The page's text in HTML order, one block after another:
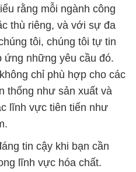
rằng mỗi ngành công
thù riêng, và với sự đa
tôi, chúng tôi tự tin
ứng những yêu cầu đó.
chỉ phù hợp cho các
thống như sản xuất và
lĩnh vực tiên tiến như
tin cậy khi bạn cần
lĩnh vực hóa chất.